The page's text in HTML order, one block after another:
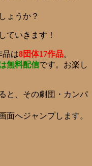
ょうか？
ていきます！
品は8団体17作品。
無料配信です。お楽し
と、その劇団・カンパ
面へジャンプします。